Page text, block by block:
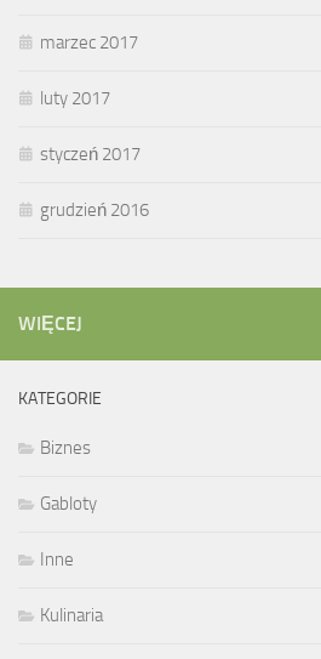
marzec 2017
luty 2017
styczeń 2017
grudzień 2016
WIĘCEJ
KATEGORIE
Biznes
Gabloty
Inne
Kulinaria